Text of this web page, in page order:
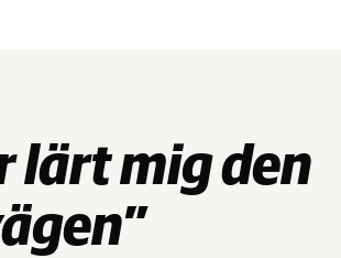
lärt mig den